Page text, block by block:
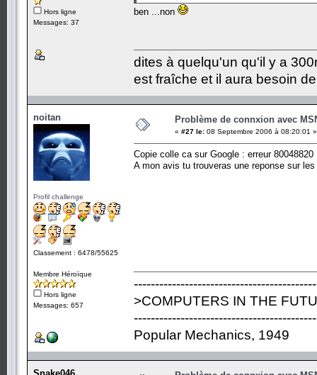
Hors ligne
Messages: 37
ben ...non
dites à quelqu'un qu'il y a
est fraîche et il aura besoin
noitan
Profil challenge
Classement : 6478/55625
Membre Héroïque
Hors ligne
Messages: 657
Problème de connxion avec
« #27 le: 08 Septembre 2006 à 08:20:01 »
Copie colle ca sur Google : erreur 80048820
A mon avis tu trouveras une reponse sur
>COMPUTERS IN THE
Popular Mechanics, 1949